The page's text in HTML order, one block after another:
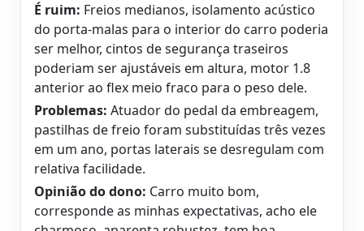
É ruim: Freios medianos, isolamento acústico
do porta-malas para o interior do carro poderia
ser melhor, cintos de segurança traseiros
poderiam ser ajustáveis em altura, motor 1.8
anterior ao flex meio fraco para o peso dele.
Problemas: Atuador do pedal da embreagem,
pastilhas de freio foram substituídas três vezes
em um ano, portas laterais se desregulam com
relativa facilidade.
Opinião do dono: Carro muito bom,
corresponde as minhas expectativas, acho ele